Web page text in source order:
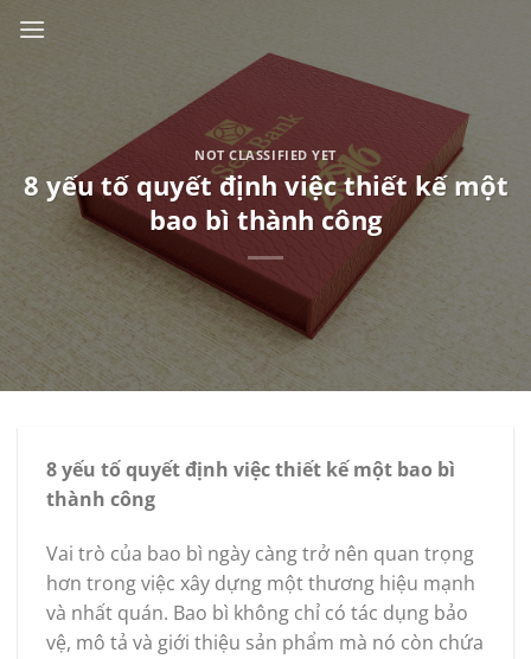
NOT CLASSIFIED YET
8 yếu tố quyết định việc thiết kế một
bao bì thành công
8 yếu tố quyết định việc thiết kế một bao bì
thành công
Vai trò của bao bì ngày càng trở nên quan trọng
hơn trong việc xây dựng một thương hiệu mạnh
và nhất quán. Bao bì không chỉ có tác dụng bảo
vệ, mô tả và giới thiệu sản phẩm mà nó còn chứa